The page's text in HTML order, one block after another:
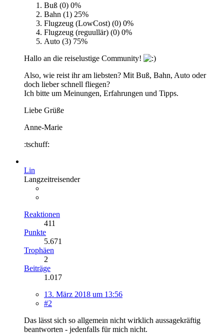
Buß (0) 0%
Bahn (1) 25%
Flugzeug (LowCost) (0) 0%
Flugzeug (reguullär) (0) 0%
Auto (3) 75%
Hallo an die reiselustige Community!
Also, wie reist ihr am liebsten? Mit Buß, Bahn, Auto oder
doch lieber schnell fliegen?
Ich bitte um Meinungen, Erfahrungen und Tipps.
Liebe Grüße
Anne-Marie
:tschuff:
Lin
Langzeitreisender
Reaktionen
411
Punkte
5.671
Trophäen
2
Beiträge
1.017
13. März 2018 um 13:56
#2
Das lässt sich so allgemein nicht wirklich aussagekräftig
beantworten - jedenfalls für mich nicht.